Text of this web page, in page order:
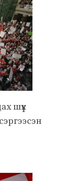
шүүх